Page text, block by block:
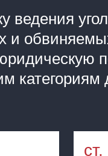
ведения
и
категориям